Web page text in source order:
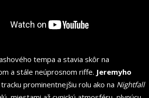
tempa a stavia skôr na
a stále neúprosnom riffe. Jeremyho
prominentnejšiu rolu ako na Nightfall